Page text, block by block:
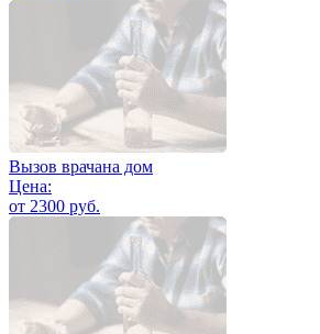
Вызов врачана дом
Цена:
от 2300 руб.